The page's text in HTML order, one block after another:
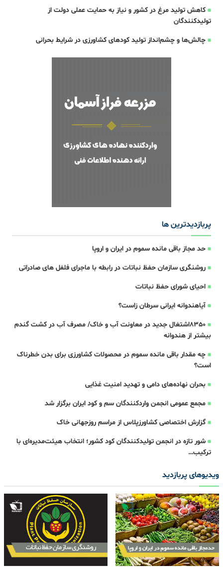
کاهش تولید مرغ در کشور و نیاز به حمایت عملی دولت از
تولیدکنندگان
چالش‌ها و چشم‌انداز تولید کودهای کشاورزی در شرایط بحرانی
پربازدیدترین ها
حد مجاز باقی مانده سموم در ایران و اروپا
روشنگری سازمان حفظ نباتات در رابطه با ماجرای فلفل های صادراتی
احیای شورای حفظ نباتات
آیاهندوانه ایرانی سرطان زاست؟
8350اشتغال جدید در معاونت آب و خاک/ مصرف آب در کشت گندم
بیشتر از هندوانه
چه مقدار باقی مانده سموم در محصولات کشاورزی برای بدن خطرناک
است؟
بحران نهاده‌های دامی و تهدید امنیت غذایی
مجمع عمومی انجمن واردکنندگان سم و کود ایران برگزار شد
گزارش اختصاصی کشاورزپلاس از مراسم روزجهانی خاک
شور تازه در انجمن تولیدکنندگان کود کشور؛ انتخاب هیئت‌مدیره‌ای با
ترکیب…
ویدیوهای پربازدید